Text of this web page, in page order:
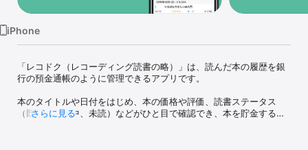
iPhone
「レコドク（レコーディング読書の略）」は、読んだ本の履歴を銀
行の預金通帳のように管理できるアプリです。
本のタイトルや日付をはじめ、本の価格や評価、読書ステータス
（既読、読書中、未読）などがひと目で確認でき、本を貯金するよ
さらに見る